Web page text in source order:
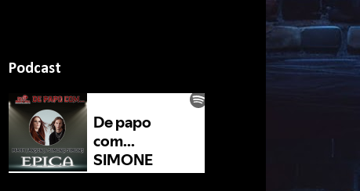
Podcast